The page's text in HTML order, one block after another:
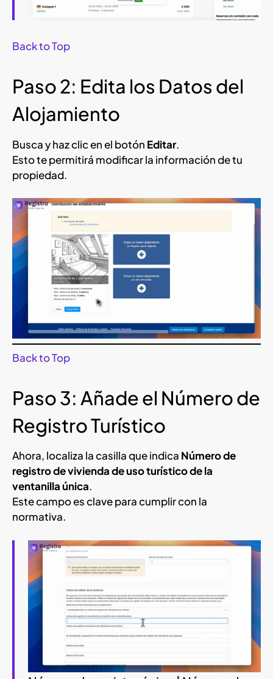
Back to Top
Paso 2: Edita los Datos del
Alojamiento
Busca y haz clic en el botón Editar.
Esto te permitirá modificar la información de tu
propiedad.
Back to Top
Paso 3: Añade el Número de
Registro Turístico
Ahora, localiza la casilla que indica Número de
registro de vivienda de uso turístico de la
ventanilla única.
Este campo es clave para cumplir con la
normativa.